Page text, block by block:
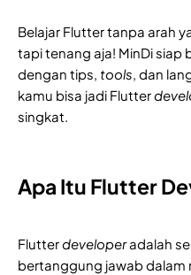
Belajar Flutter tanpa arah
tapi tenang aja! MinDi siap
dengan tips, tools, dan
kamu bisa jadi Flutter
singkat.
Apa Itu Flutter
Flutterdeveloperadalah
bertanggung jawab dalam